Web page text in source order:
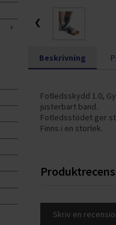
❮
Beskrivning
Fotledsskydd 1.0,
justerbart band.
Fotledsstödet ger
Finns i en storlek.
Skriv en